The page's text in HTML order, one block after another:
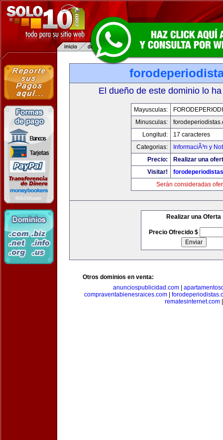
El dueño de este dominio lo
Mayusculas:
Minusculas:
Longitud:
17 caracteres
Categorias:
InformaciÃ³n y
Precio:
Realizar una
Visitar!
Serán consideradas
Realizar una Oferta
Precio Ofrecido $
Otros dominios en venta:
anunciospublicidad.com|
compraventabienesraices.com
rematesinternet.com|